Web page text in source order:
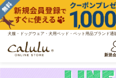
犬服・ドッグウェア・犬用ベッド・ペット用品ブランド通
新規